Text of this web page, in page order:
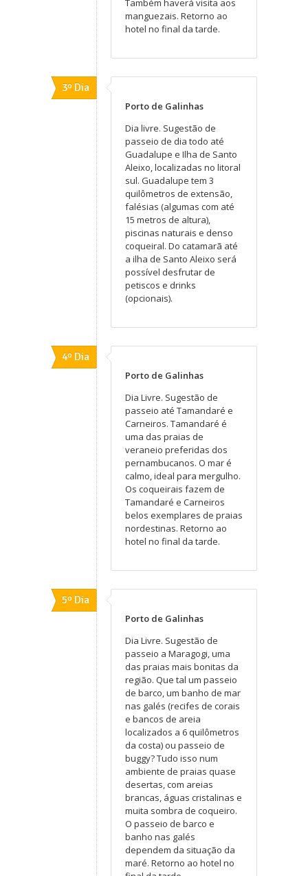
Também haverá visita aos
manguezais. Retorno ao
hotel no final da tarde.
3º Dia
Porto de Galinhas
Dia livre. Sugestão de
passeio de dia todo até
Guadalupe e Ilha de Santo
Aleixo, localizadas no litoral
sul. Guadalupe tem 3
quilômetros de extensão,
falésias (algumas com até
15 metros de altura),
piscinas naturais e denso
coqueiral. Do catamarã até
a ilha de Santo Aleixo será
possível desfrutar de
petiscos e drinks
(opcionais).
4º Dia
Porto de Galinhas
Dia Livre. Sugestão de
passeio até Tamandaré e
Carneiros. Tamandaré é
uma das praias de
veraneio preferidas dos
pernambucanos. O mar é
calmo, ideal para mergulho.
Os coqueirais fazem de
Tamandaré e Carneiros
belos exemplares de praias
nordestinas. Retorno ao
hotel no final da tarde.
5º Dia
Porto de Galinhas
Dia Livre. Sugestão de
passeio a Maragogi, uma
das praias mais bonitas da
região. Que tal um passeio
de barco, um banho de mar
nas galés (recifes de corais
e bancos de areia
localizados a 6 quilômetros
da costa) ou passeio de
buggy? Tudo isso num
ambiente de praias quase
desertas, com areias
brancas, águas cristalinas e
muita sombra de coqueiro.
O passeio de barco e
banho nas galés
dependem da situação da
maré. Retorno ao hotel no